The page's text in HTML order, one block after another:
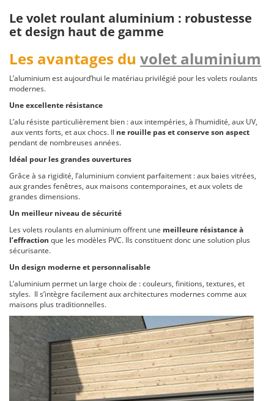
Le volet roulant aluminium : robustesse
et design haut de gamme
Les avantages du volet aluminium
L’aluminium est aujourd’hui le matériau privilégié pour les volets roulants
modernes.
Une excellente résistance
L’alu résiste particulièrement bien : aux intempéries, à l’humidité, aux UV,
aux vents forts, et aux chocs. Il ne rouille pas et conserve son aspect
pendant de nombreuses années.
Idéal pour les grandes ouvertures
Grâce à sa rigidité, l’aluminium convient parfaitement : aux baies vitrées,
aux grandes fenêtres, aux maisons contemporaines, et aux volets de
grandes dimensions.
Un meilleur niveau de sécurité
Les volets roulants en aluminium offrent une meilleure résistance à
l’effraction que les modèles PVC. Ils constituent donc une solution plus
sécurisante.
Un design moderne et personnalisable
L’aluminium permet un large choix de : couleurs, finitions, textures, et
styles. Il s’intègre facilement aux architectures modernes comme aux
maisons plus traditionnelles.